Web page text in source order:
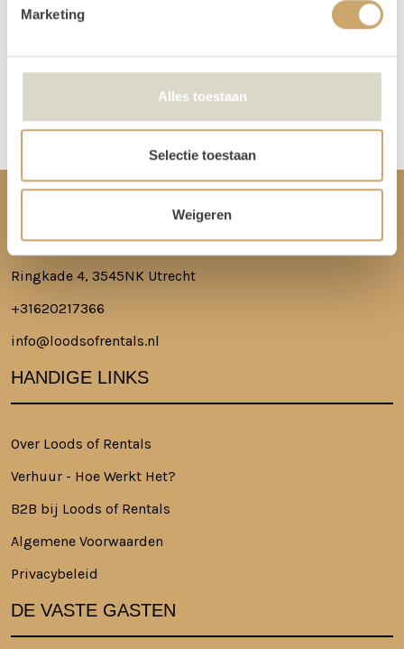
Marketing
Alles toestaan
Selectie toestaan
Weigeren
Disclaimer: Dit product is een verhuurproduct en kan gebruikssporen bevatten zoals krassen, deuken
Ringkade 4, 3545NK Utrecht
+31620217366
info@loodsofrentals.nl
HANDIGE LINKS
Over Loods of Rentals
Verhuur - Hoe Werkt Het?
B2B bij Loods of Rentals
Algemene Voorwaarden
Privacybeleid
DE VASTE GASTEN